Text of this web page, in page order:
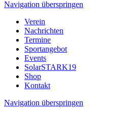
Navigation überspringen
Verein
Nachrichten
Termine
Sportangebot
Events
SolarSTARK19
Shop
Kontakt
Navigation überspringen